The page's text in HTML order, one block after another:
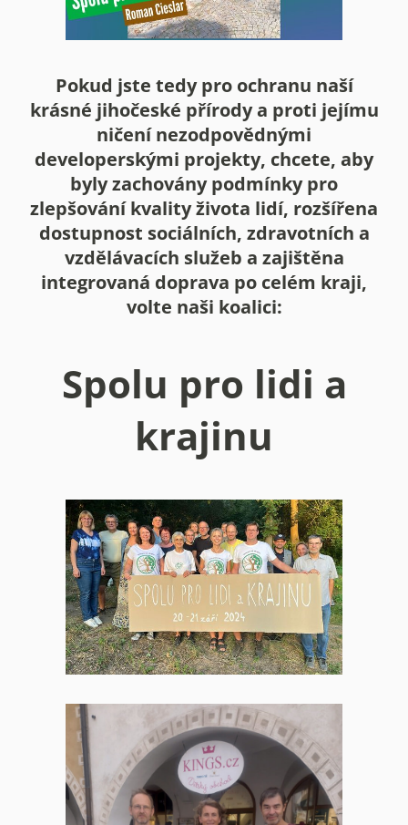
Pokud jste tedy pro ochranu naší
krásné jihočeské přírody a proti jejímu
ničení nezodpovědnými
developerskými projekty, chcete, aby
byly zachovány podmínky pro
zlepšování kvality života lidí, rozšířena
dostupnost sociálních, zdravotních a
vzdělávacích služeb a zajištěna
integrovaná doprava po celém kraji,
volte naši koalici:
Spolu pro lidi a
krajinu